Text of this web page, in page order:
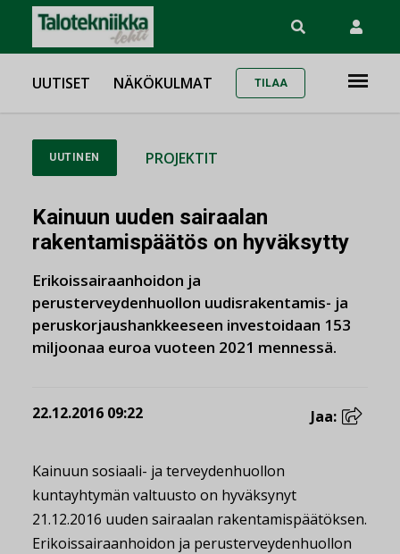
UUTISET NÄKÖKULMAT TILAA
UUTINEN PROJEKTIT
Kainuun uuden sairaalan
rakentamispäätös on hyväksytty
Erikoissairaanhoidon ja
perusterveydenhuollon uudisrakentamis- ja
peruskorjaushankkeeseen investoidaan 153
miljoonaa euroa vuoteen 2021 mennessä.
22.12.2016 09:22 Jaa:
Kainuun sosiaali- ja terveydenhuollon
kuntayhtymän valtuusto on hyväksynyt
21.12.2016 uuden sairaalan rakentamispäätöksen.
Erikoissairaanhoidon ja perusterveydenhuollon